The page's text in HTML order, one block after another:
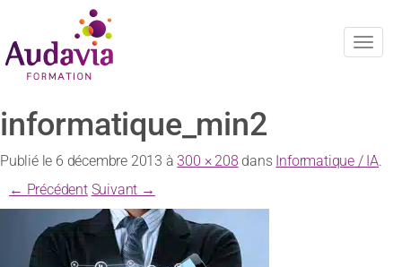
informatique_min2
Publié le 6 décembre 2013 à300 × 208 dans Informatique / IA.
← Précédent Suivant →